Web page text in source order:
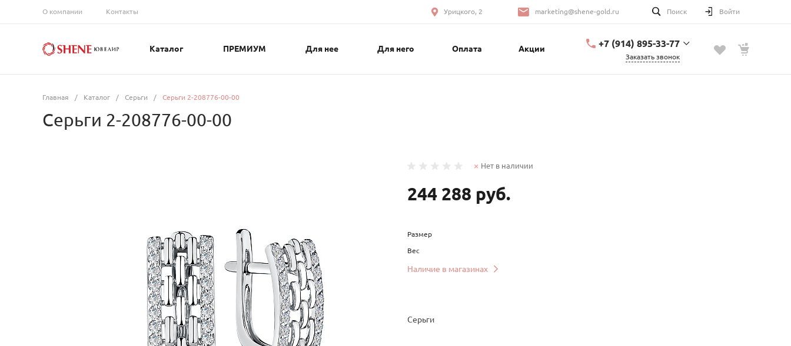
О компании Контакты Урицкого, 2 marketing@shene-gold.ru Поиск Войти
Каталог ПРЕМИУМ Для нее Для него Оплата Акции
+7 (914) 895-33-77
Заказать звонок
Главная / Каталог / Серьги / Серьги 2-208776-00-00
Серьги 2-208776-00-00
Нет в наличии
244 288 руб.
Размер
Вес
Наличие в магазинах
Серьги